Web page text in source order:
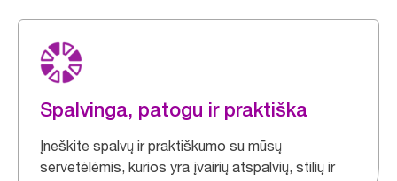
Spalvinga, patogu ir praktiška
Įneškite spalvų ir praktiškumo su mūsų
servetėlėmis, kurios yra įvairių atspalvių, stilių ir